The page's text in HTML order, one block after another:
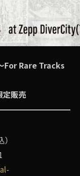
For Rare Tracks
定販売